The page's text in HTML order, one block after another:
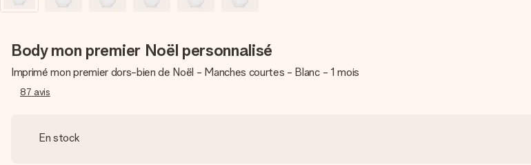
Body mon premier Noël personnalisé
Imprimé mon premier dors-bien de Noël - Manches courtes - Blanc - 1 mois
87 avis
En stock